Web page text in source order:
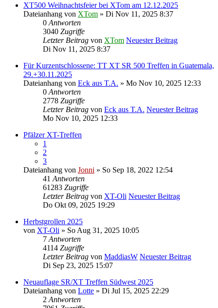
XT500 Weihnachtsfeier bei XTom am 12.12.2025
Dateianhang von XTom » Di Nov 11, 2025 8:37
0 Antworten
3040 Zugriffe
Letzter Beitrag von XTom Neuester Beitrag
Di Nov 11, 2025 8:37
Für Kurzentschlossene: TT XT SR 500 Treffen in Guatemala,
29.+30.11.2025
Dateianhang von Eck aus T.A. » Mo Nov 10, 2025 12:33
0 Antworten
2778 Zugriffe
Letzter Beitrag von Eck aus T.A. Neuester Beitrag
Mo Nov 10, 2025 12:33
Pfälzer XT-Treffen
1
2
3
Dateianhang von Jonni » So Sep 18, 2022 12:54
41 Antworten
61283 Zugriffe
Letzter Beitrag von XT-Oli Neuester Beitrag
Do Okt 09, 2025 19:29
Herbstgrollen 2025
von XT-Oli » So Aug 31, 2025 10:05
7 Antworten
4114 Zugriffe
Letzter Beitrag von MaddiasW Neuester Beitrag
Di Sep 23, 2025 15:07
Neuauflage SR/XT Treffen Südwest 2025
Dateianhang von Lotte » Di Jul 15, 2025 22:29
2 Antworten